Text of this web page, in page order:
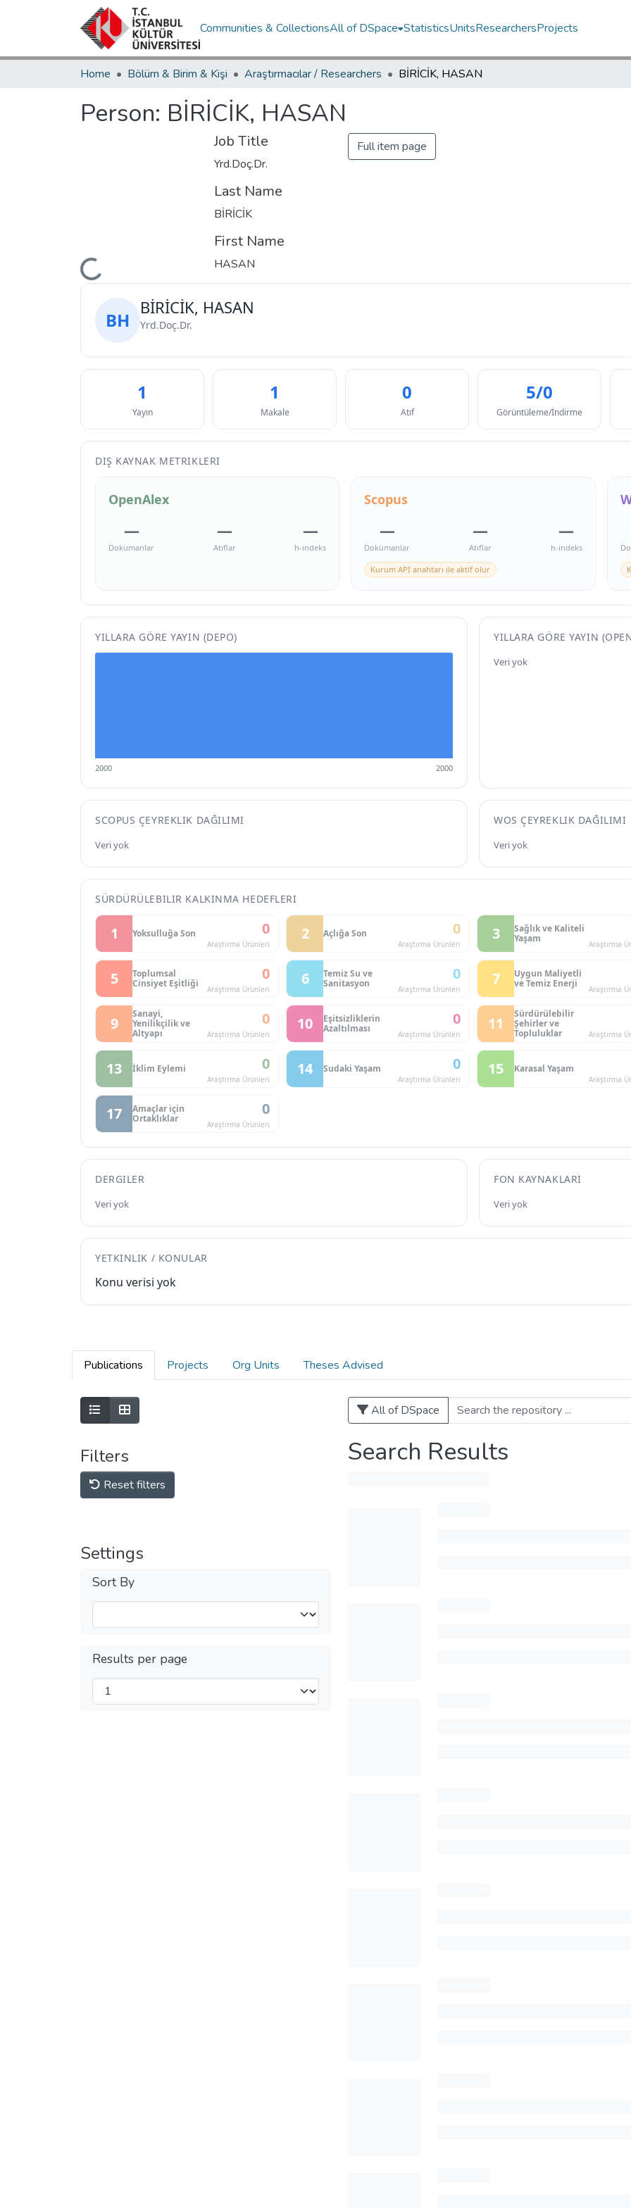
Communities & CollectionsAll of DSpace StatisticsUnitsResearchersProjects
Home Bölüm & Birim & Kişi Araştırmacılar / Researchers BİRİCİK, HASAN
Person: BİRİCİK, HASAN
Loading...
Job Title
Yrd.Doç.Dr.
Last Name
BİRİCİK
First Name
HASAN
Full item page
BH
BİRİCİK, HASAN
Yrd.Doç.Dr.
1
Yayın
1
Makale
0
Atıf
5/0
Görüntüleme/İndirme
DIŞ KAYNAK METRIKLERI
OpenAlex
—
Dokümanlar
—
Atıflar
—
h-indeks
Scopus
—
Dokümanlar
—
Atıflar
—
h-indeks
Kurum API anahtarı ile aktif olur
YILLARA GÖRE YAYIN (DEPO)
2000 2000
YILLARA GÖRE YAYIN
Veri yok
SCOPUS ÇEYREKLIK DAĞILIMI
Veri yok
WOS ÇEYREKLIK DAĞILIMI
Veri yok
SÜRDÜRÜLEBILIR KALKINMA HEDEFLERI
1 Yoksulluğa Son 0
Araştırma Ürünleri
2 Açlığa Son 0
Araştırma Ürünleri
3
Sağlık ve Kaliteli
Yaşam
Araştırma
5
Toplumsal
Cinsiyet Eşitliği
0
Araştırma Ürünleri
6
Temiz Su ve
Sanitasyon
0
Araştırma Ürünleri
7
Uygun Maliyetli
ve Temiz Enerji
Araştırma
9
Sanayi,
Yenilikçilik ve
Altyapı
0
Araştırma Ürünleri
10
Eşitsizliklerin
Azaltılması
0
Araştırma Ürünleri
11
Sürdürülebilir
Şehirler ve
Topluluklar
Araştırma
13 İklim Eylemi 0
Araştırma Ürünleri
14 Sudaki Yaşam 0
Araştırma Ürünleri
15 Karasal Yaşam
Araştırma
17
Amaçlar için
Ortaklıklar
0
Araştırma Ürünleri
DERGILER
Veri yok
FON KAYNAKLARI
Veri yok
YETKINLIK / KONULAR
Konu verisi yok
Publications Projects Org Units Theses Advised
Filters
Reset filters
Settings
Sort By
Results per page
All of DSpace
Search Results